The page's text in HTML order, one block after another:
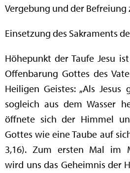
Vergebung und der Befreiung
Einsetzung des Sakraments
Höhepunkt der Taufe Jesu
Offenbarung Gottes des
Heiligen Geistes: „Als
sogleich aus dem Wasser
öffnete sich der Himmel
Gottes wie eine Taube auf
3,16). Zum ersten Mal im
wird uns das Geheimnis der